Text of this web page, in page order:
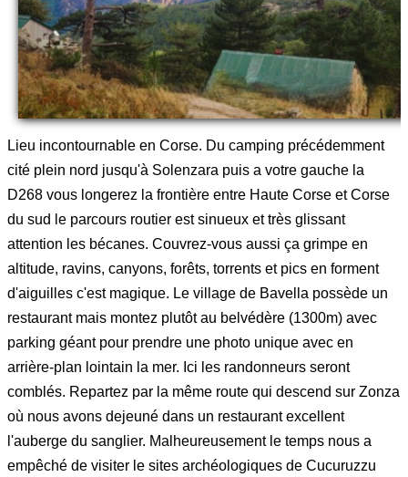
Lieu incontournable en Corse. Du camping précédemment
cité plein nord jusqu'à Solenzara puis a votre gauche la
D268 vous longerez la frontière entre Haute Corse et Corse
du sud le parcours routier est sinueux et très glissant
attention les bécanes. Couvrez-vous aussi ça grimpe en
altitude, ravins, canyons, forêts, torrents et pics en forment
d'aiguilles c'est magique. Le village de Bavella possède un
restaurant mais montez plutôt au belvédère (1300m) avec
parking géant pour prendre une photo unique avec en
arrière-plan lointain la mer. Ici les randonneurs seront
comblés. Repartez par la même route qui descend sur Zonza
où nous avons dejeuné dans un restaurant excellent
l'auberge du sanglier. Malheureusement le temps nous a
empêché de visiter le sites archéologiques de Cucuruzzu